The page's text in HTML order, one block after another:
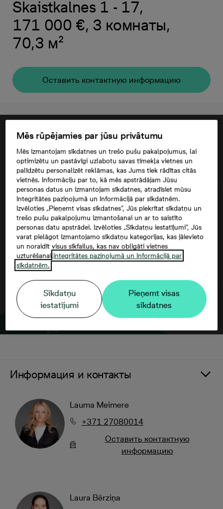
Skaistkalnes 1 - 17,
171 000 €, 3 комнаты,
70,3 м²
Oставить контактную информацию
Согласие третьего лица
Информация и контакты
Lauma Meimere
+371 27080014
Oставить контактную
информацию
Laura Bērziņa
Mēs rūpējamies par jūsu privātumu
Mēs izmantojam sīkdatnes un trešo pušu pakalpojumus, lai
optimizētu un pastāvīgi uzlabotu savas tīmekļa vietnes un
palīdzētu personalizēt reklāmas, kas Jums tiek rādītas citās
vietnēs. Informāciju par to, kā mēs apstrādājam Jūsu
personas datus un izmantojam sīkdatnes, atradīsiet mūsu
Integritātes paziņojumā un Informācijā par sīkdatnēm.
Izvēloties „Pieņemt visas sīkdatnes”, Jūs piekrītat sīkdatņu un
trešo pušu pakalpojumu izmantošanai un ar to saistīto
personas datu apstrādei. Izvēloties „Sīkdatņu iestatījumi”, Jūs
varat pielāgot izmantojamo sīkdatņu kategorijas, kas jāievieto
un noraidīt visus sīkfailus, kas nav obligāti vietnes
uzturēšanai.Integritātes paziņojumā un Informācijā par
sīkdatnēm.
Sīkdatņu
iestatījumi
Pieņemt visas
sīkdatnes